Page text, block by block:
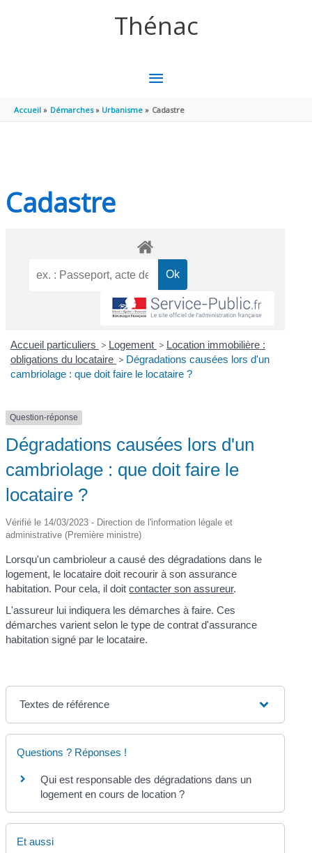
Thénac
MENU
PRINCIPAL
Accueil Démarches Urbanisme Cadastre
Cadastre
Accueil particuliers > Logement > Location immobilière :
obligations du locataire > Dégradations causées lors d'un
cambriolage : que doit faire le locataire ?
Question-réponse
Dégradations causées lors d'un
cambriolage : que doit faire le
locataire ?
Vérifié le 14/03/2023 - Direction de l'information légale et
administrative (Première ministre)
Lorsqu'un cambrioleur a causé des dégradations dans le
logement, le locataire doit recourir à son assurance
habitation. Pour cela, il doitcontacter son assureur.
L'assureur lui indiquera les démarches à faire. Ces
démarches varient selon le type de contrat d'assurance
habitation signé par le locataire.
Textes de référence
Questions ? Réponses !
Qui est responsable des dégradations dans un
logement en cours de location ?
Et aussi